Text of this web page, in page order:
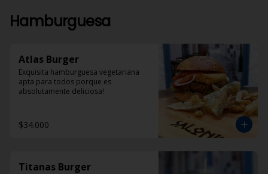
Hamburguesa
Atlas Burger
Exquisita hamburguesa vegetariana
apta para todos porque es
absolutamente deliciosa!
$34.000
Titanas Burger